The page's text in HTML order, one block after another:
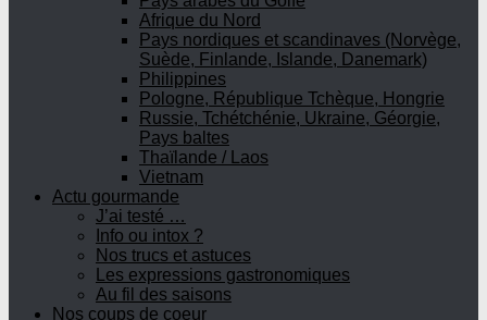
Afrique du Nord
Pays nordiques et scandinaves (Norvège,
Suède, Finlande, Islande, Danemark)
Philippines
Pologne, République Tchèque, Hongrie
Russie, Tchétchénie, Ukraine, Géorgie,
Pays baltes
Thaïlande / Laos
Vietnam
Actu gourmande
J’ai testé …
Info ou intox ?
Nos trucs et astuces
Les expressions gastronomiques
Au fil des saisons
Nos coups de coeur